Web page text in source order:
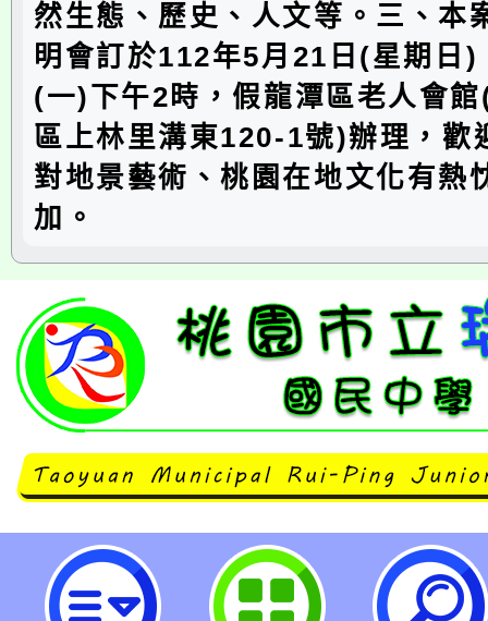
然生態、歷史、人文等。三、本
明會訂於112年5月21日(星期日)
(一)下午2時，假龍潭區老人會
區上林里溝東120-1號)辦理，歡
對地景藝術、桃園在地文化有熱
加。
轉知本府文化局「2023桃園地景
招募簡章及海報-桃園市立瑞坪國民